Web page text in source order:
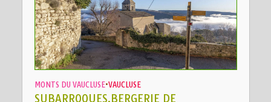
MONTS DU VAUCLUSE•VAUCLUSE
SUBARROQUES,BERGERIE DE